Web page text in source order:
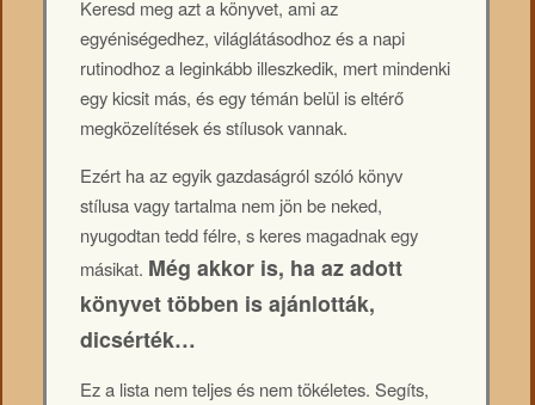
Keresd meg azt a könyvet, ami az
egyéniségedhez, világlátásodhoz és a napi
rutinodhoz a leginkább illeszkedik, mert mindenki
egy kicsit más, és egy témán belül is eltérő
megközelítések és stílusok vannak.
Ezért ha az egyik gazdaságról szóló könyv
stílusa vagy tartalma nem jön be neked,
nyugodtan tedd félre, s keres magadnak egy
másikat. Még akkor is, ha az adott
könyvet többen is ajánlották,
dicsérték…
Ez a lista nem teljes és nem tökéletes. Segíts,